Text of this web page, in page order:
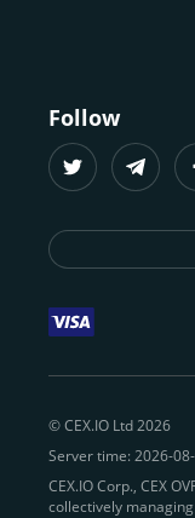
Follow
© CEX.IO Ltd 2026
Server time: 2026-
CEX.IO Corp., CEX
collectively